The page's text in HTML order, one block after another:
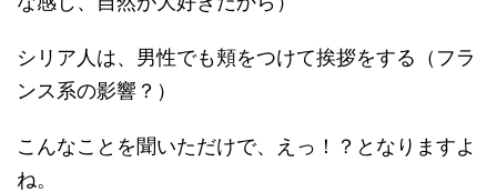
シリア人は、男性でも頬をつけて挨拶をする（フラ
ンス系の影響？）
こんなことを聞いただけで、えっ！？となりますよ
ね。